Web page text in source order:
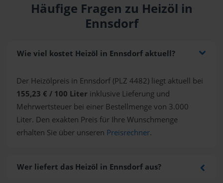
Häufige Fragen zu Heizöl in
Ennsdorf
Wie viel kostet Heizöl in Ennsdorf aktuell?
Der Heizölpreis in Ennsdorf (PLZ 4482) liegt aktuell bei
155,23 € / 100 Liter inklusive Lieferung und
Mehrwertsteuer bei einer Bestellmenge von 3.000
Liter. Den exakten Preis für Ihre Wunschmenge
erhalten Sie über unseren Preisrechner.
Wer liefert das Heizöl in Ennsdorf aus?